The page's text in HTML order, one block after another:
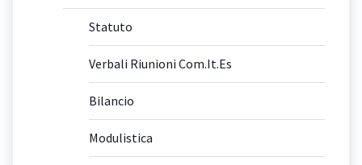
Statuto
Verbali Riunioni Com.It.Es
Bilancio
Modulistica